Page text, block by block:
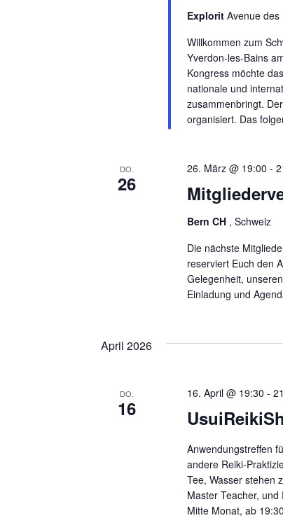
Explorit Avenue des
Willkommen zum
Yverdon-les-Bains
Kongress möchte
nationale und
zusammenbringt.
organisiert. Das
DO.
26
26. März @ 19:00 -
Bern CH , Schweiz
Die nächste
reserviert Euch den
Gelegenheit,
Einladung und
April 2026
DO.
16
16. April @ 19:30 -
Anwendungstreffen
andere Reiki-
Tee, Wasser stehen
Master Teacher,
Mitte Monat, ab